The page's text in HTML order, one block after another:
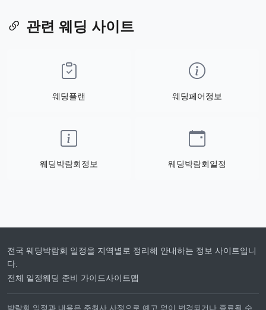
관련 웨딩 사이트
웨딩플랜 웨딩페어정보
웨딩박람회정보 웨딩박람회일정
전국 웨딩박람회 일정을 지역별로 정리해 안내하는 정보 사이트입니
다.
전체 일정웨딩 준비 가이드사이트맵
박람회 일정과 내용은 주최사 사정으로 예고 없이 변경되거나 종료될 수